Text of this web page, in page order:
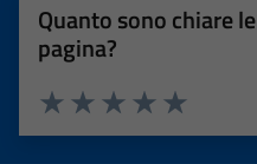
Quanto sono chiare
pagina?
Valuta 5
Valuta 4 stelle
Valuta 3 stelle su 5
Valuta 2 stelle su 5
Valuta 1 stelle su 5